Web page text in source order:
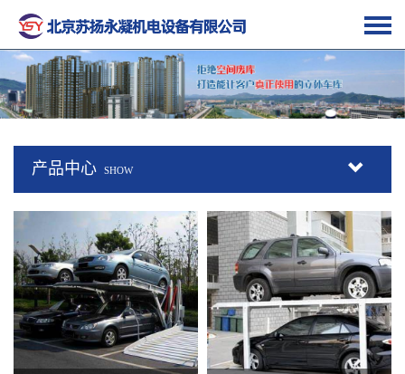
产品中心 SHOW
查看更多 + 查看更多 +